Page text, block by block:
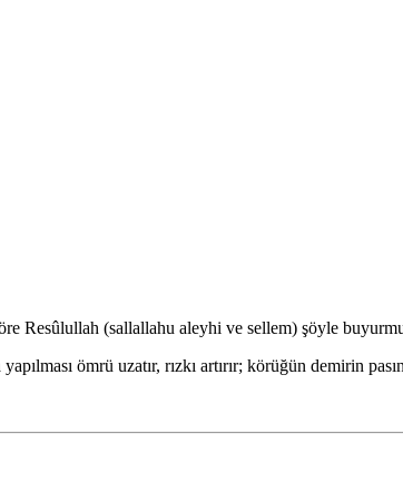
Resûlullah (sallallahu aleyhi ve sellem) şöyle
ömrü uzatır, rızkı artırır; körüğün demirin